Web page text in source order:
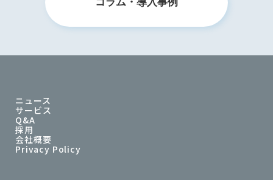
ニュース
サービス
Q&A
採用
会社概要
Privacy Policy